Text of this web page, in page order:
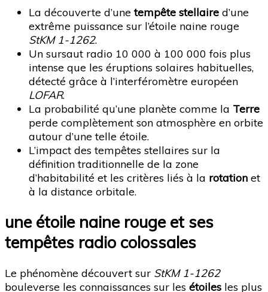
La découverte d’unetempête stellaire d’une
extrême puissance sur l’étoile naine rouge
StKM 1-1262.
Un sursaut radio 10 000 à 100 000 fois plus
intense que les éruptions solaires habituelles,
détecté grâce à l’interféromètre européen
LOFAR.
La probabilité qu’une planète comme la Terre
perde complètement son atmosphère en orbite
autour d’une telle étoile.
L’impact des tempêtes stellaires sur la
définition traditionnelle de la zone
d’habitabilité et les critères liés à la rotation et
à la distance orbitale.
une étoile naine rouge et ses
tempêtes radio colossales
Le phénomène découvert sur StKM 1-1262
bouleverse les connaissances sur les étoiles les plus